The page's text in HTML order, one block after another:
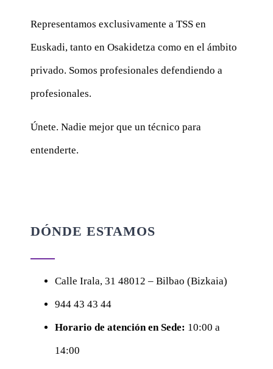
Representamos exclusivamente a TSS en
Euskadi, tanto en Osakidetza como en el ámbito
privado. Somos profesionales defendiendo a
profesionales.
Únete. Nadie mejor que un técnico para
entenderte.
DÓNDE ESTAMOS
Calle Irala, 31 48012 – Bilbao (Bizkaia)
944 43 43 44
Horario de atención en Sede: 10:00 a
14:00